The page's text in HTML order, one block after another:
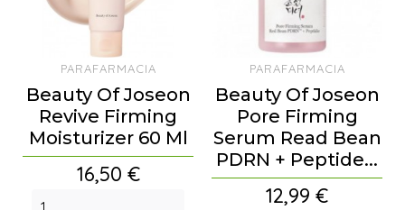
PARAFARMACIA
Beauty Of Joseon
Revive Firming
Moisturizer 60 Ml
Precio
16,50 €
PARAFARMACIA
Beauty Of Joseon
Pore Firming
Serum Read Bean
PDRN + Peptide...
Precio
12,99 €